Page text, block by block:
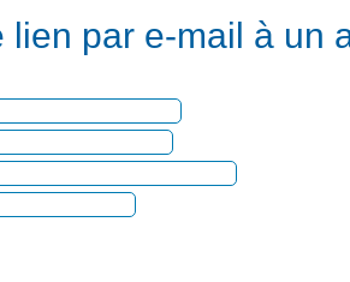
lien par e-mail à un